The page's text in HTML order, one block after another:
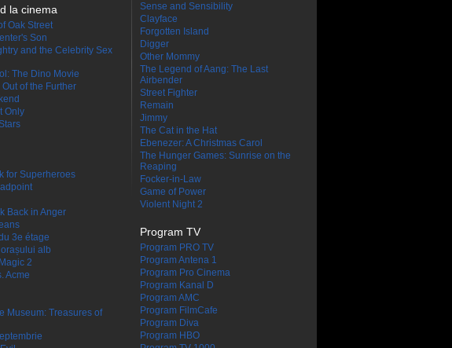
la cinema
Oak Street
Son
and the Celebrity Sex
The Dino Movie
Out of the Further
Only
for Superheroes
Back in Anger
3e étage
alb
2
Acme
Museum: Treasures of
Sense and Sensibility
Clayface
Forgotten Island
Digger
Other Mommy
The Legend of Aang: The Last
Airbender
Street Fighter
Remain
Jimmy
The Cat in the Hat
Ebenezer: A Christmas Carol
The Hunger Games: Sunrise on the
Reaping
Focker-in-Law
Game of Power
Violent Night 2
Program TV
Program PRO TV
Program Antena 1
Program Pro Cinema
Program Kanal D
Program AMC
Program FilmCafe
Program Diva
Program HBO